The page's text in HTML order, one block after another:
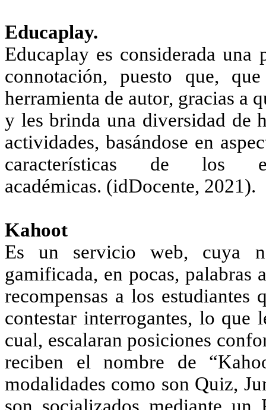
Educaplay.
Educaplay es considerada
connotación, puesto que,
herramienta de autor, gracias a
y les brinda una diversidad de
actividades, basándose en
características de los
académicas. (idDocente, 2021).
Kahoot
Es un servicio web, cuya
gamificada, en pocas, palabras
recompensas a los estudiantes
contestar interrogantes, lo
cual, escalaran posiciones
reciben el nombre de
modalidades como son Quiz,